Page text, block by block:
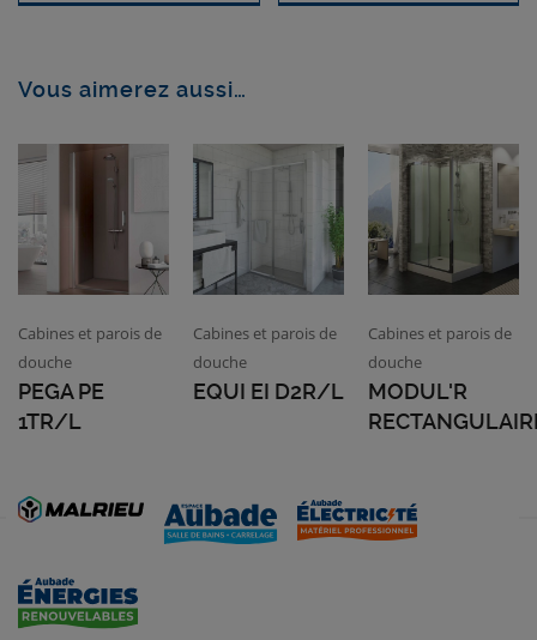
Vous aimerez aussi…
Cabines et parois de
douche
PEGA PE
1TR/L
Cabines et parois de
douche
EQUI EI D2R/L
Cabines et parois de
douche
MODUL'R